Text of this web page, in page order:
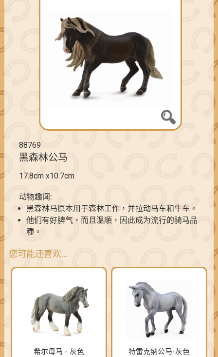
88769
黑森林公马
17.8cm x10.7cm
动物趣闻:
黑森林马原本用于森林工作，并拉动马车和牛车。
他们有好脾气，而且温順，因此成为流行的骑马品
種。
您可能还喜欢…
希尔母马 - 灰色 特雷克纳公马-灰色